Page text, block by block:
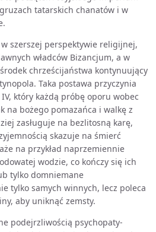
tatarskich chanatów i w
szerszej perspektywie religijnej,
władców Bizancjum, a w
chrześcijaństwa kontynuujący
Taka postawa przyczynia
który każdą próbę oporu wobec
na bożego pomazańca i walkę z
zasługuje na bezlitosną karę,
skazuje na śmierć
na przykład naprzemiennie
wodzie, co kończy się ich
tylko domniemane
tylko samych winnych, lecz poleca
aby uniknąć zemsty.
podejrzliwością psychopaty-